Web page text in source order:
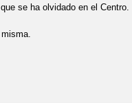
se ha olvidado en el Centro.